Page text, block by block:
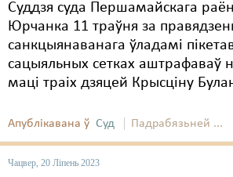
Суддзя суда Першамайскага
Юрчанка 11 траўня за
санкцыянаванага ўладамі
сацыяльных сетках аштрафаваў
маці траіх дзяцей Крысціну
Апублікавана ў Суд Падрабязьней ...
Чацвер, 20 Ліпень 2023
Мірныя сходы
Палітвязьні
Праваабаронцы
Пэнітэнцыярная сыстэма